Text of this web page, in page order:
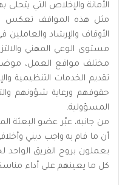
الأمانة والإخلاص التي يتحلى
مثل هذه المواقف تعكس
الأوقاف والإرشاد
مستوى الوعي المهني
مختلف مواقع العمل،
تقديم الخدمات التنظيمية
حقوقهم ورعاية شؤونهم
المسؤولية.
من جانبه، عبّر عضو البعثة
أن ما قام به واجب ديني
يعملون بروح الفريق الواحد
كل ما يعينهم على أداء